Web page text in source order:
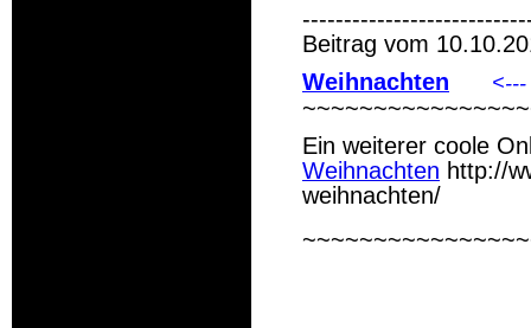
Beitrag vom
Weihnachten
Ein weiterer coole
Weihnachten http://
weihnachten/